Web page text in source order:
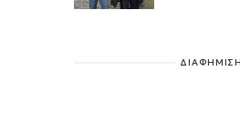
ΔΙΑΦΗΜΙΣΗ